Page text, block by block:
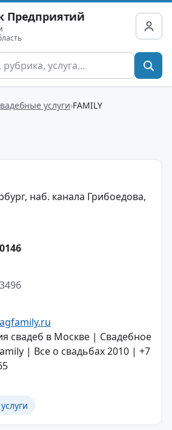
Предприятий
услуги FAMILY
наб. канала Грибоедова,
свадеб в Москве | Свадебное
| Все о свадьбах 2010 | +7